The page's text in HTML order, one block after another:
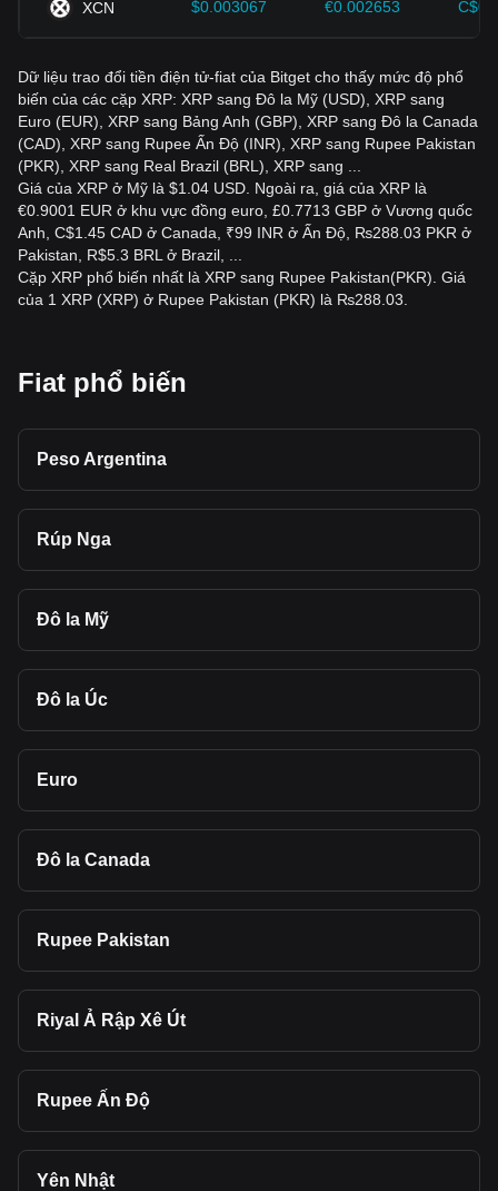
sang PKR?
mạng lưới blockchain, phí do nhà cung cấp dịch vụ thanh
toán tính và chênh lệch giữa giá mua và giá bán. Hãy xem
biểu phí của nền tảng trước khi hoàn tất giao dịch.
Việc chuyển đổi XRP sang PKR có hợp pháp ở
Pakistan không?
Các quy định về tiền điện tử tại Pakistan có thể thay đổi và
khác nhau tùy theo hoạt động cũng như nhà cung cấp.
Trước khi chuyển đổi XRP sang PKR, hãy kiểm tra hướng
dẫn mới nhất từ Ngân hàng Nhà nước Pakistan và các cơ
quan hữu quan khác, đồng thời cân nhắc tìm kiếm tư vấn
XRP sang PKR có phải là một khoản đầu tư tốt
không?
Thị trường XRP-PKR có thể biến động mạnh, vì vậy khoản
đầu tư này có thể mang lại lợi nhuận hoặc thua lỗ. Mức độ
phù hợp phụ thuộc vào khả năng chịu rủi ro, mục tiêu tài
chính và quá trình nghiên cứu của bạn. Không bao giờ đầu
XCN $0.003067 €0.002653
Dữ liệu trao đổi tiền điện tử-fiat của Bitget cho thấy mức độ phổ
biến của các cặp XRP: XRP sang Đô la Mỹ (USD), XRP sang
Euro (EUR), XRP sang Bảng Anh (GBP), XRP sang Đô la Canada
(CAD), XRP sang Rupee Ấn Độ (INR), XRP sang Rupee Pakistan
(PKR), XRP sang Real Brazil (BRL), XRP sang ...
Giá của XRP ở Mỹ là $1.04 USD. Ngoài ra, giá của XRP là
€0.9001 EUR ở khu vực đồng euro, £0.7713 GBP ở Vương quốc
Anh, C$1.45 CAD ở Canada, ₹99 INR ở Ấn Độ, ₨288.03 PKR ở
Pakistan, R$5.3 BRL ở Brazil, ...
Cặp XRP phổ biến nhất là XRP sang Rupee Pakistan(PKR). Giá
của 1 XRP (XRP) ở Rupee Pakistan (PKR) là ₨288.03.
Fiat phổ biến
Peso Argentina
Rúp Nga
Đô la Mỹ
Đô la Úc
Euro
Đô la Canada
Rupee Pakistan
Riyal Ả Rập Xê Út
Rupee Ấn Độ
Yên Nhật